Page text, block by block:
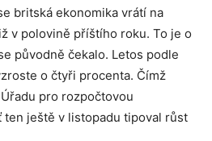
britská ekonomika vrátí na
v polovině příštího roku. To je o
původně čekalo. Letos podle
o čtyři procenta. Čímž
pro rozpočtovou
ten ještě v listopadu tipoval růst